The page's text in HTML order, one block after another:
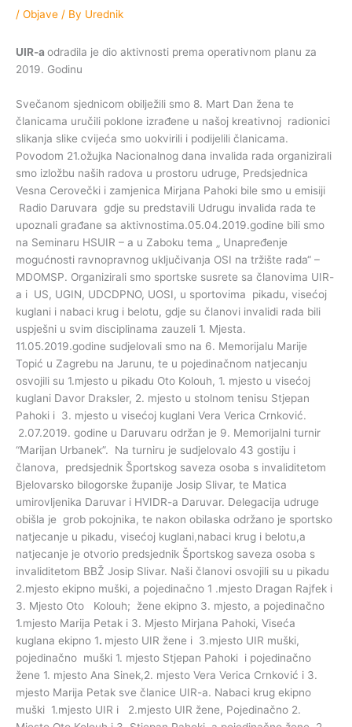
/ Objave / By Urednik
UIR-a odradila je dio aktivnosti prema operativnom planu za
2019. Godinu
Svečanom sjednicom obilježili smo 8. Mart Dan žena te
članicama uručili poklone izrađene u našoj kreativnoj radionici
slikanja slike cvijeća smo uokvirili i podijelili članicama.
Povodom 21.ožujka Nacionalnog dana invalida rada organizirali
smo izložbu naših radova u prostoru udruge, Predsjednica
Vesna Cerovečki i zamjenica Mirjana Pahoki bile smo u emisiji
Radio Daruvara gdje su predstavili Udrugu invalida rada te
upoznali građane sa aktivnostima.05.04.2019.godine bili smo
na Seminaru HSUIR – a u Zaboku tema „ Unapređenje
mogućnosti ravnopravnog uključivanja OSI na tržište rada“ –
MDOMSP. Organizirali smo sportske susrete sa članovima UIR-
a i US, UGIN, UDCDPNO, UOSI, u sportovima pikadu, visećoj
kuglani i nabaci krug i belotu, gdje su članovi invalidi rada bili
uspješni u svim disciplinama zauzeli 1. Mjesta.
11.05.2019.godine sudjelovali smo na 6. Memorijalu Marije
Topić u Zagrebu na Jarunu, te u pojedinačnom natjecanju
osvojili su 1.mjesto u pikadu Oto Kolouh, 1. mjesto u visećoj
kuglani Davor Draksler, 2. mjesto u stolnom tenisu Stjepan
Pahoki i 3. mjesto u visećoj kuglani Vera Verica Crnković.
2.07.2019. godine u Daruvaru održan je 9. Memorijalni turnir
“Marijan Urbanek”. Na turniru je sudjelovalo 43 gostiju i
članova, predsjednik Športskog saveza osoba s invaliditetom
Bjelovarsko bilogorske županije Josip Slivar, te Matica
umirovljenika Daruvar i HVIDR-a Daruvar. Delegacija udruge
obišla je grob pokojnika, te nakon obilaska održano je sportsko
natjecanje u pikadu, visećoj kuglani,nabaci krug i belotu,a
natjecanje je otvorio predsjednik Športskog saveza osoba s
invaliditetom BBŽ Josip Slivar. Naši članovi osvojili su u pikadu
2.mjesto ekipno muški, a pojedinačno 1 .mjesto Dragan Rajfek i
3. Mjesto Oto Kolouh; žene ekipno 3. mjesto, a pojedinačno
1.mjesto Marija Petak i 3. Mjesto Mirjana Pahoki, Viseća
kuglana ekipno 1. mjesto UIR žene i 3.mjesto UIR muški,
pojedinačno muški 1. mjesto Stjepan Pahoki i pojedinačno
žene 1. mjesto Ana Sinek,2. mjesto Vera Verica Crnković i 3.
mjesto Marija Petak sve članice UIR-a. Nabaci krug ekipno
muški 1.mjesto UIR i 2.mjesto UIR žene, Pojedinačno 2.